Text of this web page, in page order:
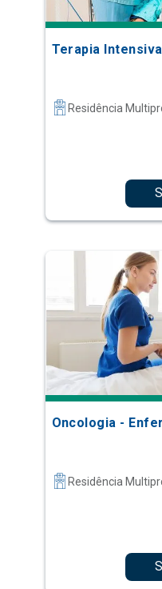
Terapia
Residência
Oncologia -
Residência